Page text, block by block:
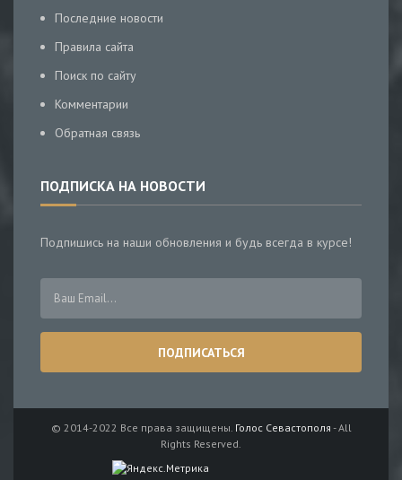
Последние новости
Правила сайта
Поиск по сайту
Комментарии
Обратная связь
ПОДПИСКА НА НОВОСТИ
Подпишись на наши обновления и будь всегда в курсе!
© 2014-2022 Все права защищены. Голос Севастополя - All
Rights Reserved.